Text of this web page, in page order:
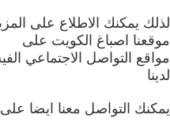
لذلك يمكنك الاطلاع على
موقعنا اصباغ الكويت على
مواقع التواصل الاجتماعي
لدينا
يمكنك التواصل معنا ايضا على